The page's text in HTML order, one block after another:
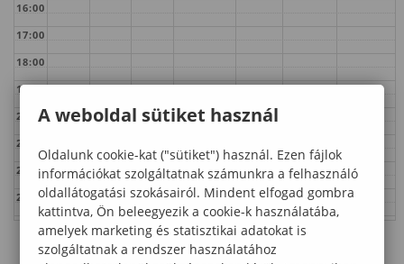
16:00
17:00
18:00
19:00
20:00
21:00
22:00
23:00
A weboldal sütiket használ
Oldalunk cookie-kat ("sütiket") használ. Ezen fájlok
információkat szolgáltatnak számunkra a felhasználó
oldallátogatási szokásairól. Mindent elfogad gombra
kattintva, Ön beleegyezik a cookie-k használatába,
amelyek marketing és statisztikai adatokat is
szolgáltatnak a rendszer használatához